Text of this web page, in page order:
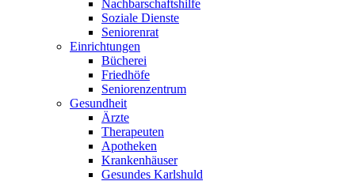
Nachbarschaftshilfe
Soziale Dienste
Seniorenrat
Einrichtungen
Bücherei
Friedhöfe
Seniorenzentrum
Gesundheit
Ärzte
Therapeuten
Apotheken
Krankenhäuser
Gesundes Karlshuld